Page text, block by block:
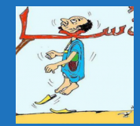
25 قتيلا و2823 جريحا
حصيلة حوادث السير
بالمناطق الحضرية خلال
الأسبوع المنصرم
السادس بمناسبة عيد
المجيد
توقيف شخصين هددا
بسكينين خلال محاولة